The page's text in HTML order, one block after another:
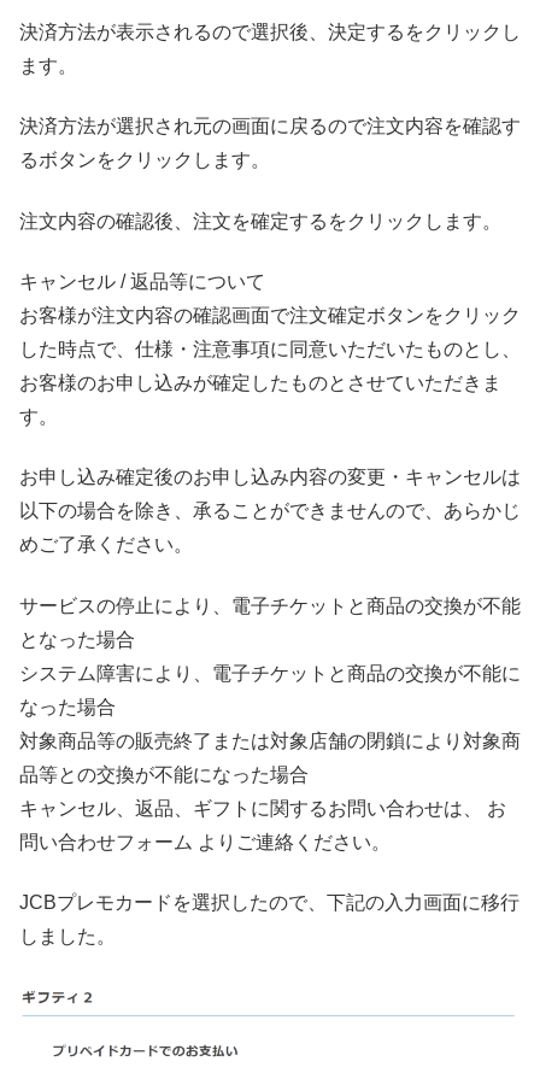
決済方法が表示されるので選択後、決定するをクリックし
ます。
決済方法が選択され元の画面に戻るので注文内容を確認す
るボタンをクリックします。
注文内容の確認後、注文を確定するをクリックします。
キャンセル / 返品等について
お客様が注文内容の確認画面で注文確定ボタンをクリック
した時点で、仕様・注意事項に同意いただいたものとし、
お客様のお申し込みが確定したものとさせていただきま
す。
お申し込み確定後のお申し込み内容の変更・キャンセルは
以下の場合を除き、承ることができませんので、あらかじ
めご了承ください。
サービスの停止により、電子チケットと商品の交換が不能
となった場合
システム障害により、電子チケットと商品の交換が不能に
なった場合
対象商品等の販売終了または対象店舗の閉鎖により対象商
品等との交換が不能になった場合
キャンセル、返品、ギフトに関するお問い合わせは、 お
問い合わせフォーム よりご連絡ください。
JCBプレモカードを選択したので、下記の入力画面に移行
しました。